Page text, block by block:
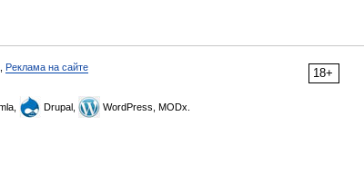
18+
Реклама на сайте
Drupal, WordPress, MODx.